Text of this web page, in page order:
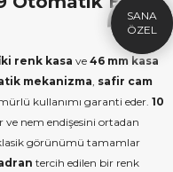
renk kasa ve 46 mm kasa
mekanizma safir cam
kullanımı garanti eder. 10
ve nem endişesini ortadan
görünümü tamamlar
tercih edilen bir renk
HEDIYE
ÇEKI